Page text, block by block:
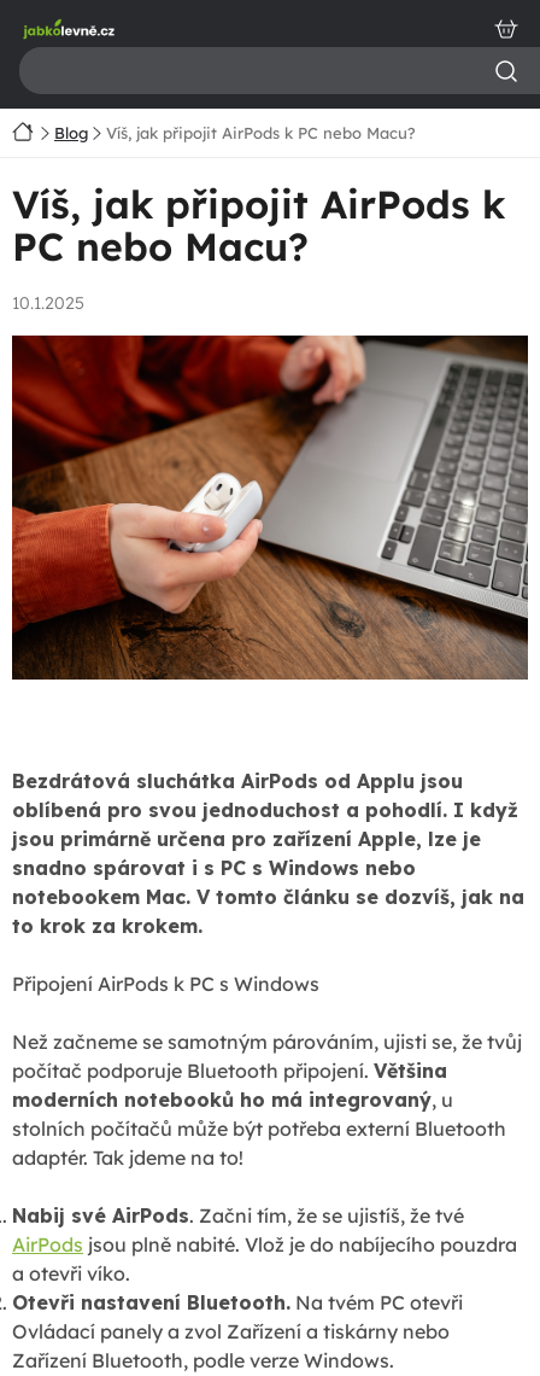
obsah
DomůBlog Víš, jak připojit AirPods k PC nebo Macu?
Víš, jak připojit AirPods k
PC nebo Macu?
10.1.2025
Bezdrátová sluchátka AirPods od Applu jsou
oblíbená pro svou jednoduchost a pohodlí. I když
jsou primárně určena pro zařízení Apple, lze je
snadno spárovat i s PC s Windows nebo
notebookem Mac. V tomto článku se dozvíš, jak na
to krok za krokem.
Připojení AirPods k PC s Windows
Než začneme se samotným párováním, ujisti se, že tvůj
počítač podporuje Bluetooth připojení. Většina
moderních notebooků ho má integrovaný, u
stolních počítačů může být potřeba externí Bluetooth
adaptér. Tak jdeme na to!
Nabij své AirPods. Začni tím, že se ujistíš, že tvé
AirPods jsou plně nabité. Vlož je do nabíjecího pouzdra
a otevři víko.
Otevři nastavení Bluetooth. Na tvém PC otevři
Ovládací panely a zvol Zařízení a tiskárny nebo
Zařízení Bluetooth, podle verze Windows.